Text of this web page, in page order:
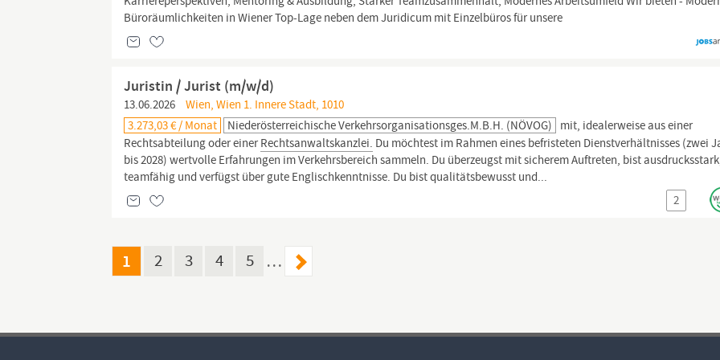
Büroräumlichkeiten in Wiener Top-Lage neben dem Juridicum mit Einzelbüros für unsere
Juristin / Jurist (m/w/d)
13.06.2026
Wien, Wien 1. Innere Stadt, 1010
3.273,03 € / Monat
Niederösterreichische Verkehrsorganisationsges.m.b.H. (NÖVOG) mit, idealerweise aus einer
Rechtsabteilung oder einerRechtsanwaltskanzlei. Du möchtest im Rahmen eines befristeten Dienstverhältnisses (zwei
bis 2028) wertvolle Erfahrungen im Verkehrsbereich sammeln. Du überzeugst mit sicherem Auftreten, bist
teamfähig und verfügst über gute Englischkenntnisse. Du bist qualitätsbewusst und...
2
1 2 3 4 5 …